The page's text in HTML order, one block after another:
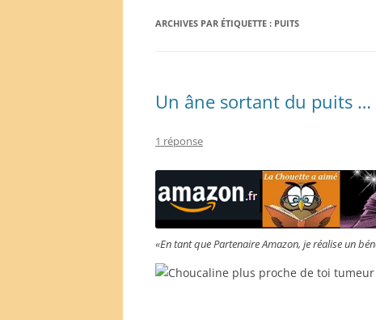
ARCHIVES PAR ÉTIQUETTE : PUITS
Un âne sortant du puits
1 réponse
«En tant que Partenaire Amazon, je réalise un